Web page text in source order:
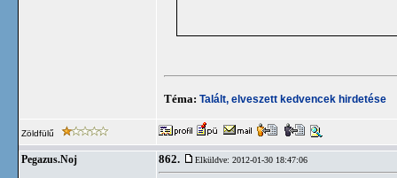
Téma: Talált, elveszett kedvencek hirdetése
Zöldfülű
Pegazus.Noj 862. Elküldve: 2012-01-30 18:47:06